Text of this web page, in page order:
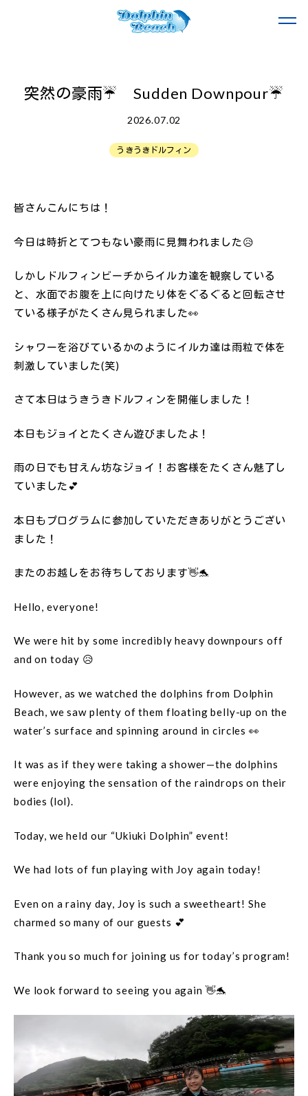
突然の豪雨☔ Sudden Downpour☔
2026.07.02
うきうきドルフィン
皆さんこんにちは！
今日は時折とてつもない豪雨に見舞われました😥
しかしドルフィンビーチからイルカ達を観察している
と、水面でお腹を上に向けたり体をぐるぐると回転させ
ている様子がたくさん見られました👀
シャワーを浴びているかのようにイルカ達は雨粒で体を
刺激していました(笑)
さて本日はうきうきドルフィンを開催しました！
本日もジョイとたくさん遊びましたよ！
雨の日でも甘えん坊なジョイ！お客様をたくさん魅了し
ていました💕
本日もプログラムに参加していただきありがとうござい
ました！
またのお越しをお待ちしております👋🐬
Hello, everyone!
We were hit by some incredibly heavy downpours off
and on today 😥
However, as we watched the dolphins from Dolphin
Beach, we saw plenty of them floating belly-up on the
water’s surface and spinning around in circles 👀
It was as if they were taking a shower—the dolphins
were enjoying the sensation of the raindrops on their
bodies (lol).
Today, we held our “Ukiuki Dolphin” event!
We had lots of fun playing with Joy again today!
Even on a rainy day, Joy is such a sweetheart! She
charmed so many of our guests 💕
Thank you so much for joining us for today’s program!
We look forward to seeing you again 👋🐬